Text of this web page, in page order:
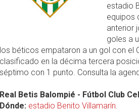
estadio
equipos
anterior
goles a
los béticos empataron a un gol con el
clasificado en la décima tercera
séptimo con 1 punto. Consulta la
Real Betis Balompié - Fútbol Club
Dónde: estadio Benito Villamarín.